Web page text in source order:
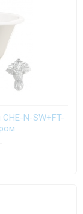
N-SW+FT-